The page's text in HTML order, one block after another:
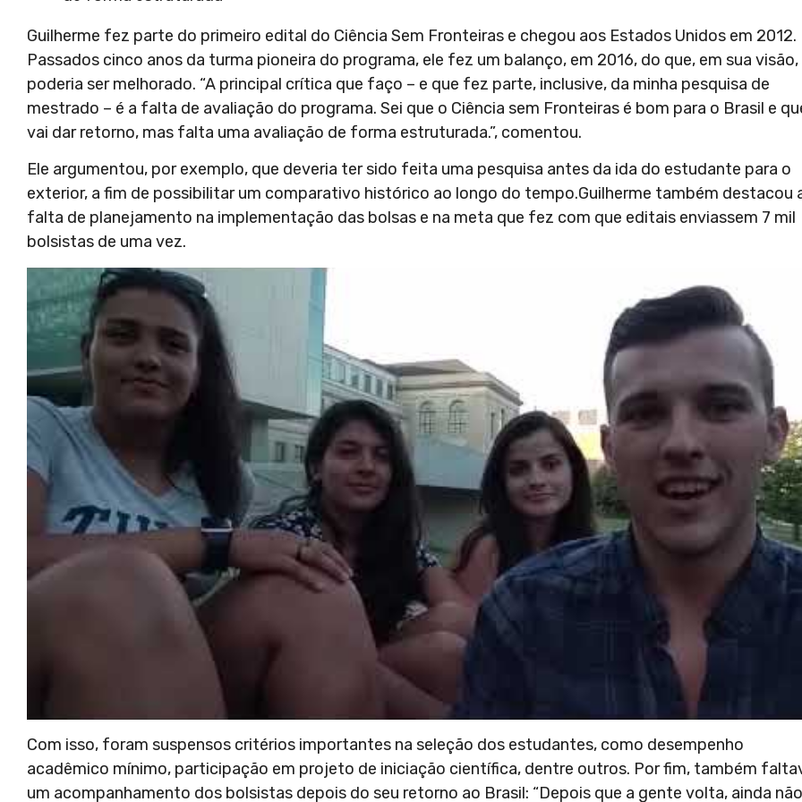
Guilherme fez parte do primeiro edital do Ciência Sem Fronteiras e chegou aos Estados Unidos em 2012.
Passados cinco anos da turma pioneira do programa, ele fez um balanço, em 2016, do que, em sua visão,
poderia ser melhorado. “A principal crítica que faço – e que fez parte, inclusive, da minha pesquisa de
mestrado – é a falta de avaliação do programa. Sei que o Ciência sem Fronteiras é bom para o Brasil e
vai dar retorno, mas falta uma avaliação de forma estruturada.”, comentou.
Ele argumentou, por exemplo, que deveria ter sido feita uma pesquisa antes da ida do estudante para o
exterior, a fim de possibilitar um comparativo histórico ao longo do tempo.Guilherme também destacou
falta de planejamento na implementação das bolsas e na meta que fez com que editais enviassem 7 mil
bolsistas de uma vez.
Com isso, foram suspensos critérios importantes na seleção dos estudantes, como desempenho
acadêmico mínimo, participação em projeto de iniciação científica, dentre outros. Por fim, também
um acompanhamento dos bolsistas depois do seu retorno ao Brasil: “Depois que a gente volta, ainda